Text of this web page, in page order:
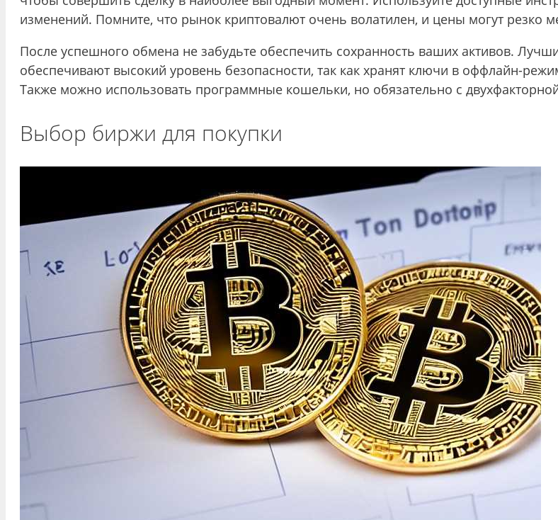
изменений. Помните, что рынок криптовалют очень волатилен, и цены могут резко
После успешного обмена не забудьте обеспечить сохранность ваших активов.
обеспечивают высокий уровень безопасности, так как хранят ключи в оффлайн-
Также можно использовать программные кошельки, но обязательно с
Выбор биржи для покупки